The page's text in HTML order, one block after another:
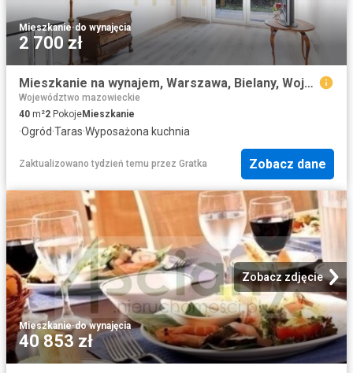
Mieszkanie·do wynajęcia
2 700 zł
Mieszkanie na wynajem, Warszawa, Bielany, Wojciecha Bogusławskiego
Województwo mazowieckie
40 m²2 PokojeMieszkanie
·Ogród·Taras·Wyposażona kuchnia
Zaktualizowano tydzień temu przez Gratka Zobacz dane
Zobacz zdjęcie
Mieszkanie·do wynajęcia
40 853 zł